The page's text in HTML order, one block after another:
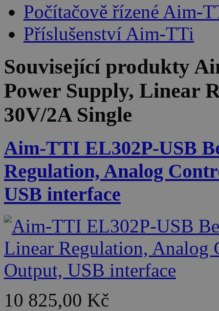
Počítačově řízené Aim-
Příslušenství Aim-TTi
Související produkty
Power Supply, Linear
30V/2A Single
Aim-TTI EL302P-USB
Regulation, Analog
USB interface
10 825,00 Kč